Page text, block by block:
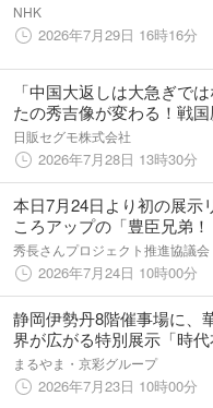
NHK
2026年7月29日 16時16分
「中国大返しは大急ぎで
たの秀吉像が変わる！戦
～ 合格対策講座の開催が緊
日販セグモ株式会社
2026年7月28日 13時30分
本日7月24日より初の展示
ころアップの「豊臣兄弟
マ館」
秀長さんプロジェクト推進協議会
2026年7月24日 10時00分
静岡伊勢丹8階催事場に、
界が広がる特別展示「時
美」開催
まるやま・京彩グループ
2026年7月23日 10時00分